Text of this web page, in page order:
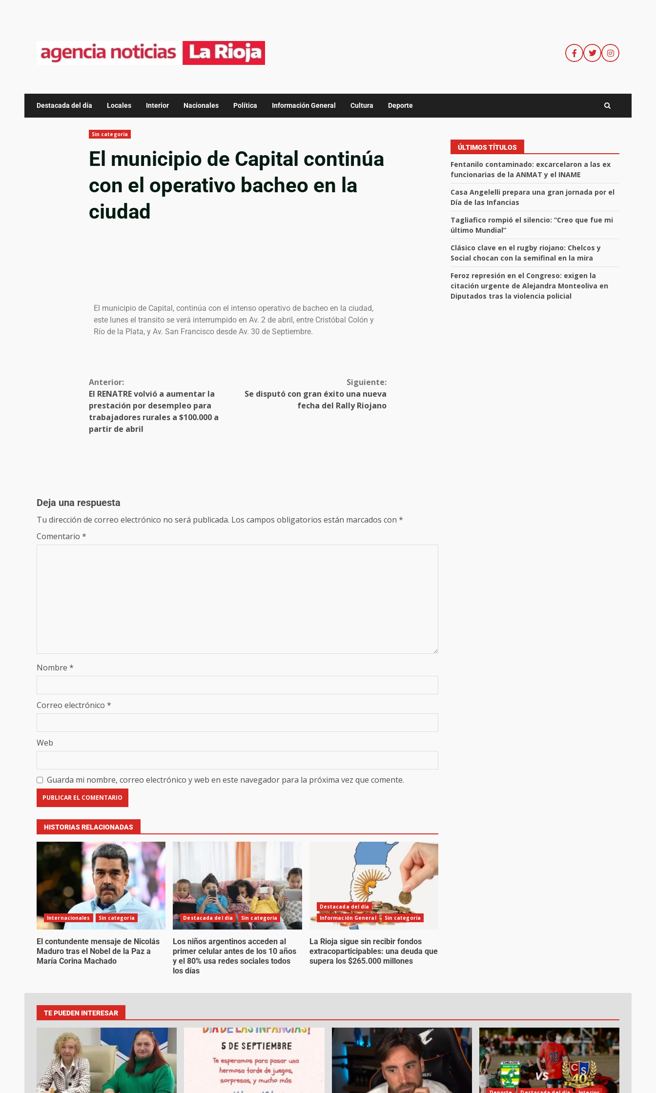
Destacada del día Locales Interior Nacionales Política Información General Cultura Deporte
Sin categoría
El municipio de Capital continúa
con el operativo bacheo en la
ciudad
El municipio de Capital, continúa con el intenso operativo de bacheo en la ciudad,
este lunes el transito se verá interrumpido en Av. 2 de abril, entre Cristóbal Colón y
Río de la Plata, y Av. San Francisco desde Av. 30 de Septiembre.
Anterior:
El RENATRE volvió a aumentar la
prestación por desempleo para
trabajadores rurales a $100.000 a
partir de abril
Siguiente:
Se disputó con gran éxito una nueva
fecha del Rally Riojano
Deja una respuesta
Tu dirección de correo electrónico no será publicada. Los campos obligatorios están marcados con *
Comentario *
Nombre *
Correo electrónico *
Web
Guarda mi nombre, correo electrónico y web en este navegador para la próxima vez que comente.
HISTORIAS RELACIONADAS
Internacionales Sin categoría
El contundente mensaje de Nicolás
Maduro tras el Nobel de la Paz a
María Corina Machado
Destacada del día Sin categoría
Los niños argentinos acceden al
primer celular antes de los 10 años
y el 80% usa redes sociales todos
los días
Destacada del día
Información General
Sin categoría
La Rioja sigue sin recibir fondos
extracoparticipables: una deuda que
supera los $265.000 millones
ÚLTIMOS TÍTULOS
Fentanilo contaminado: excarcelaron a las ex
funcionarias de la ANMAT y el INAME
Casa Angelelli prepara una gran jornada por el
Día de las Infancias
Tagliafico rompió el silencio: “Creo que fue mi
último Mundial”
Clásico clave en el rugby riojano: Chelcos y
Social chocan con la semifinal en la mira
Feroz represión en el Congreso: exigen la
citación urgente de Alejandra Monteoliva en
Diputados tras la violencia policial
TE PUEDEN INTERESAR